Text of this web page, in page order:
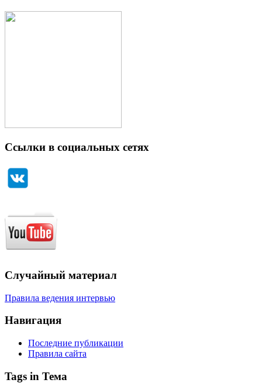
Ссылки в социальных сетях
Случайный материал
Правила ведения интервью
Навигация
Последние публикации
Правила сайта
Tags in Тема